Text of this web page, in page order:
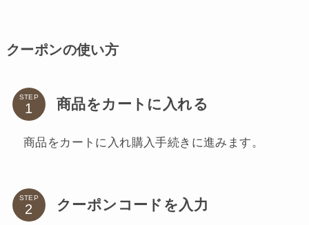
クーポンの使い方
STEP 商品をカートに入れる
商品をカートに入れ購入手続きに進みます。
STEP クーポンコードを入力